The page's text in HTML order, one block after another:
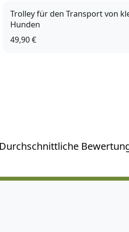
Trolley für den Transport von
Hunden
49,90 €